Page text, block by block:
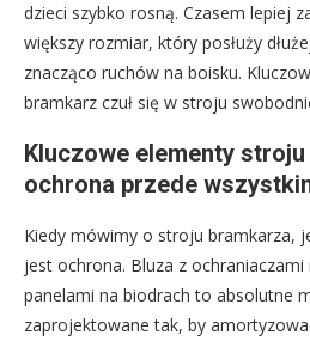
dzieci szybko rosną. Czasem lepiej
większy rozmiar, który posłuży
znacząco ruchów na boisku.
bramkarz czuł się w stroju
Kluczowe elementy
ochrona przede
Kiedy mówimy o stroju bramkarza,
jest ochrona. Bluza z ochraniaczami
panelami na biodrach to absolutne
zaprojektowane tak, by